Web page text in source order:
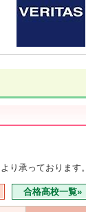
より承っております。
合格高校一覧»